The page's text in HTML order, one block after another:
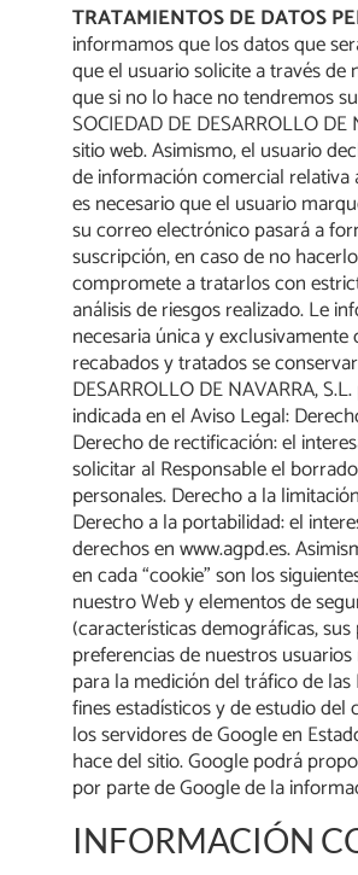
TRATAMIENTOS DE DATOS
informamos que los datos que
que el usuario solicite a través
que si no lo hace no tendremos
SOCIEDAD DE DESARROLLO
sitio web. Asimismo, el usuario
de información comercial relativa
es necesario que el usuario
su correo electrónico pasará a
suscripción, en caso de no
compromete a tratarlos con
análisis de riesgos realizado. Le
necesaria única y
recabados y tratados se
DESARROLLO DE NAVARRA,
indicada en el Aviso Legal:
Derecho de rectificación: el
solicitar al Responsable el
personales. Derecho a la
Derecho a la portabilidad: el
derechos en www.agpd.es.
en cada “cookie” son los
nuestro Web y elementos de
(características demográficas,
preferencias de nuestros
para la medición del tráfico de
fines estadísticos y de estudio
los servidores de Google en
hace del sitio. Google podrá
por parte de Google de la
INFORMACIÓN